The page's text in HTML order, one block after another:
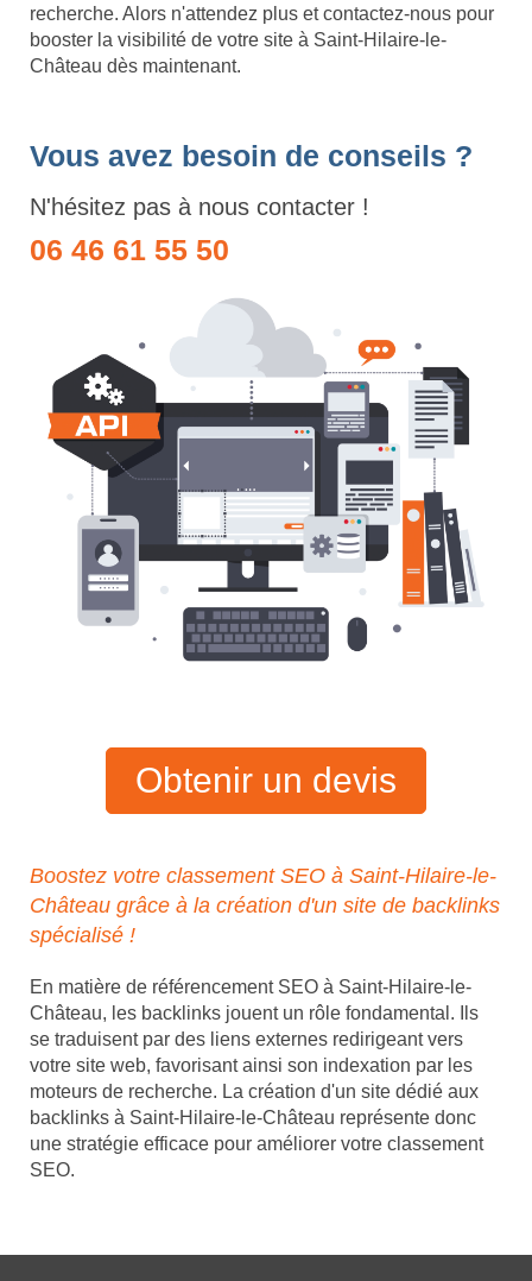
recherche. Alors n'attendez plus et contactez-nous pour
booster la visibilité de votre site à Saint-Hilaire-le-
Château dès maintenant.
Vous avez besoin de conseils ?
N'hésitez pas à nous contacter !
06 46 61 55 50
Obtenir un devis
Boostez votre classement SEO à Saint-Hilaire-le-
Château grâce à la création d'un site de backlinks
spécialisé !
En matière de référencement SEO à Saint-Hilaire-le-
Château, les backlinks jouent un rôle fondamental. Ils
se traduisent par des liens externes redirigeant vers
votre site web, favorisant ainsi son indexation par les
moteurs de recherche. La création d'un site dédié aux
backlinks à Saint-Hilaire-le-Château représente donc
une stratégie efficace pour améliorer votre classement
SEO.